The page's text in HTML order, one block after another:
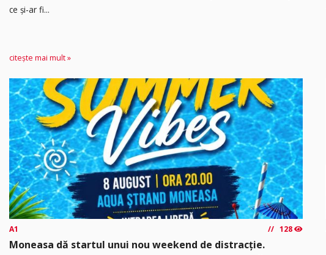
ce și-ar fi...
citește mai mult »
A1 128
Moneasa dă startul unui nou weekend de distracție.